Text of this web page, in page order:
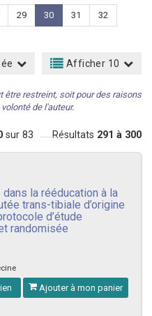
29 30 31 32
Afficher 10
être restreint, soit pour des raisons
de l'auteur.
sur 83 Résultats 291 à 300
dans la rééducation à la
trans-tibiale d’origine
d’étude
randomisée
Ajouter à mon panier